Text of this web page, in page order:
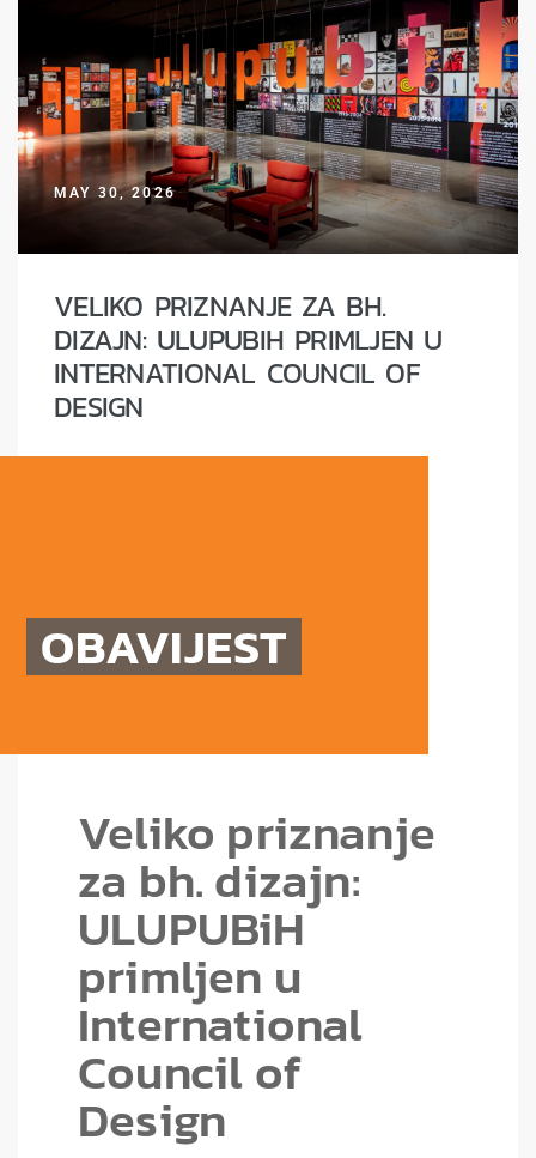
MAY 30, 2026
VELIKO PRIZNANJE ZA BH.
DIZAJN: ULUPUBIH PRIMLJEN U
INTERNATIONAL COUNCIL OF
DESIGN
OBAVIJEST
Veliko priznanje
za bh. dizajn:
ULUPUBiH
primljen u
International
Council of
Design